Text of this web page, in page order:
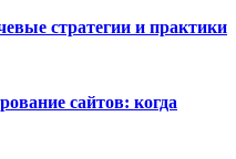
стратегии и практики
сайтов: когда